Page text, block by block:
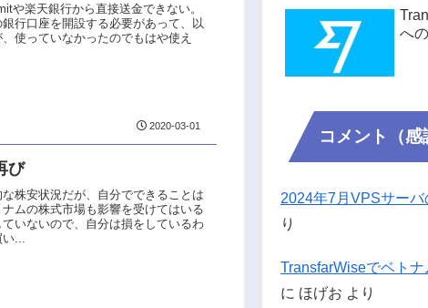
や楽天銀行から直接送金できない。
行口座を開設する必要があって、以
使っていなかったのでもはや使え
2020-03-01
び
株安状況だが、自分でできることは
ムの株式市場も影響を受けてはいる
いないので、自分は損をしているわ
い...
へ
コメント（感
2024年7月VPSサーバ
り
TransfarWiseでベト
に ほげお より